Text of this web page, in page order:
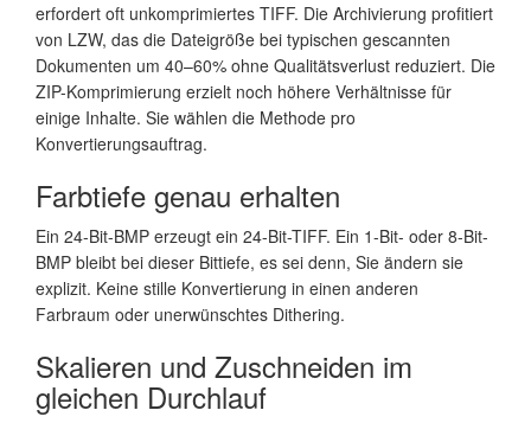
erfordert oft unkomprimiertes TIFF. Die Archivierung profitiert
von LZW, das die Dateigröße bei typischen gescannten
Dokumenten um 40–60% ohne Qualitätsverlust reduziert. Die
ZIP-Komprimierung erzielt noch höhere Verhältnisse für
einige Inhalte. Sie wählen die Methode pro
Konvertierungsauftrag.
Farbtiefe genau erhalten
Ein 24-Bit-BMP erzeugt ein 24-Bit-TIFF. Ein 1-Bit- oder 8-Bit-
BMP bleibt bei dieser Bittiefe, es sei denn, Sie ändern sie
explizit. Keine stille Konvertierung in einen anderen
Farbraum oder unerwünschtes Dithering.
Skalieren und Zuschneiden im
gleichen Durchlauf